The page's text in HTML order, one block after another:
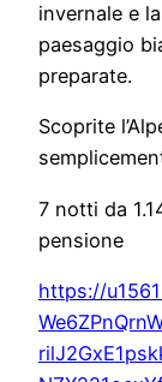
invernale e
paesaggio
preparate.
Scoprite
7 notti da
pensione
https://